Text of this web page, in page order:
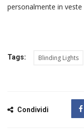
personalmente in
Tags: Blinding Lights
Condividi